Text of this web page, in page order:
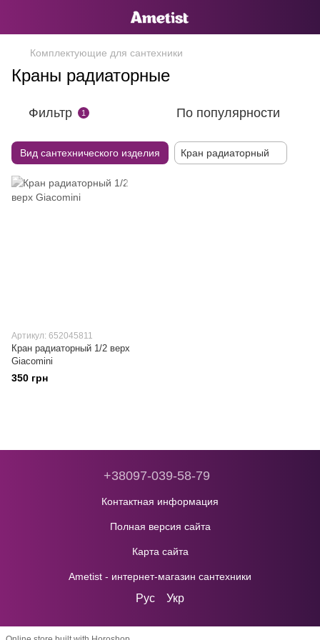
Комплектующие для сантехники
Краны радиаторные
Фильтр 1 По популярности
Вид сантехнического изделия Кран радиаторный
Артикул: 652045811
Кран радиаторный 1/2 верх
Giacomini
350 грн
+38097-039-58-79
Контактная информация
Полная версия сайта
Карта сайта
Ametist - интернет-магазин сантехники
Рус Укр